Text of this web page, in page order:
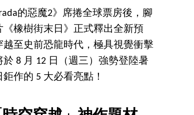
的惡魔2》席捲全球票房後，腳
橡樹街末日》正式釋出全新預
至史前恐龍時代，極具視覺衝擊
8 月 12 日（週三）強勢登陸暑
作的 5 大必看亮點！